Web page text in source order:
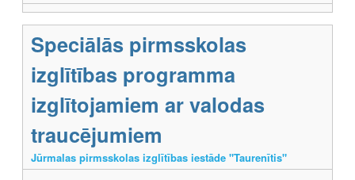
Speciālās pirmsskolas
izglītības programma
izglītojamiem ar valodas
traucējumiem
Jūrmalas pirmsskolas izglītības iestāde "Taurenītis"